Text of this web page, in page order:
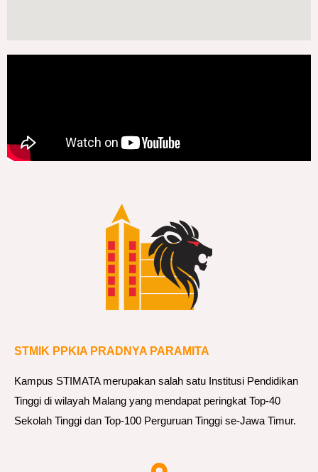
STMIK PPKIA PRADNYA PARAMITA
Kampus STIMATA merupakan salah satu Institusi Pendidikan
Tinggi di wilayah Malang yang mendapat peringkat Top-40
Sekolah Tinggi dan Top-100 Perguruan Tinggi se-Jawa Timur.